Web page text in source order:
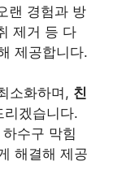
랜 경험과 방
제거 등 다
제공합니다.
소화하며, 친
리겠습니다.
수구 막힘
해결해 제공